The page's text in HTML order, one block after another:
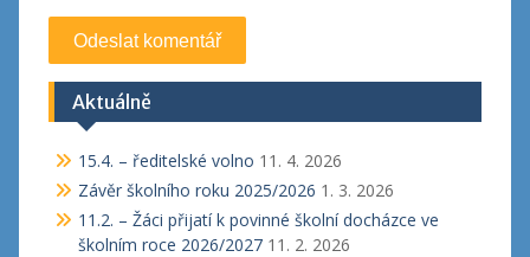
Aktuálně
15.4. – ředitelské volno 11. 4. 2026
Závěr školního roku 2025/2026 1. 3. 2026
11.2. – Žáci přijatí k povinné školní docházce ve
školním roce 2026/2027 11. 2. 2026